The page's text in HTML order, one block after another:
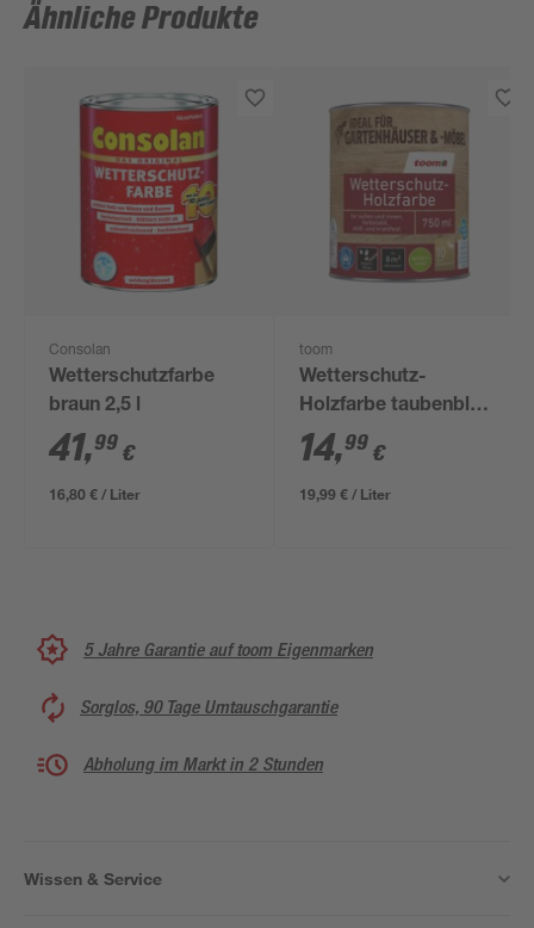
Ähnliche Produkte
Consolan
Wetterschutzfarbe
braun 2,5 l
41,99 €
16,80 € / Liter
toom
Wetterschutz-
Holzfarbe taubenblau
750 ml
14,99 €
19,99 € / Liter
5 Jahre Garantie auf toom Eigenmarken
Sorglos, 90 Tage Umtauschgarantie
Abholung im Markt in 2 Stunden
Wissen & Service